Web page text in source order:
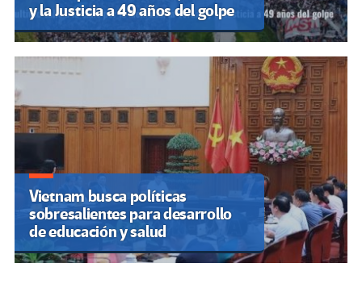
y la Justicia a 49 años del golpe
Vietnam busca políticas
sobresalientes para desarrollo
de educación y salud